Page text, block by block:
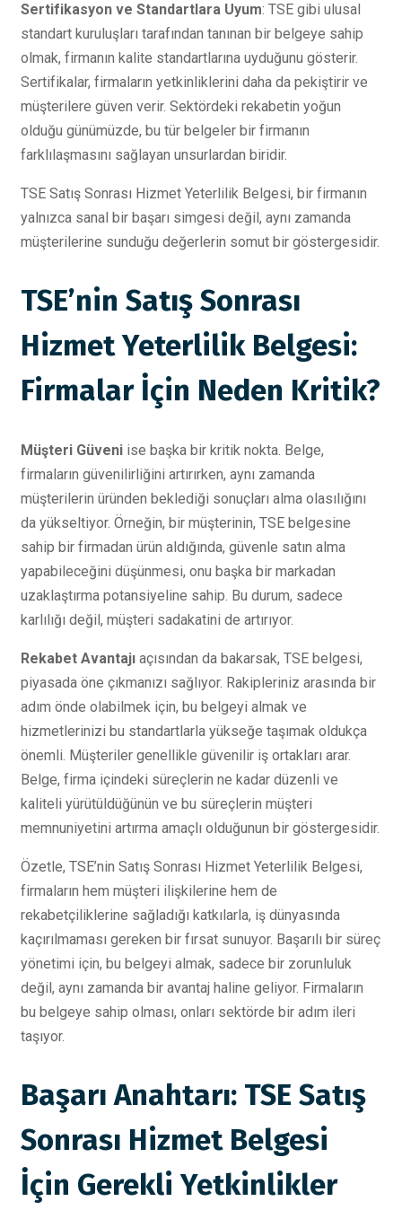
Sertifikasyon ve Standartlara Uyum: TSE gibi ulusal
standart kuruluşları tarafından tanınan bir belgeye sahip
olmak, firmanın kalite standartlarına uyduğunu gösterir.
Sertifikalar, firmaların yetkinliklerini daha da pekiştirir ve
müşterilere güven verir. Sektördeki rekabetin yoğun
olduğu günümüzde, bu tür belgeler bir firmanın
farklılaşmasını sağlayan unsurlardan biridir.
TSE Satış Sonrası Hizmet Yeterlilik Belgesi, bir firmanın
yalnızca sanal bir başarı simgesi değil, aynı zamanda
müşterilerine sunduğu değerlerin somut bir göstergesidir.
TSE’nin Satış Sonrası
Hizmet Yeterlilik Belgesi:
Firmalar İçin Neden Kritik?
Müşteri Güveni ise başka bir kritik nokta. Belge,
firmaların güvenilirliğini artırırken, aynı zamanda
müşterilerin üründen beklediği sonuçları alma olasılığını
da yükseltiyor. Örneğin, bir müşterinin, TSE belgesine
sahip bir firmadan ürün aldığında, güvenle satın alma
yapabileceğini düşünmesi, onu başka bir markadan
uzaklaştırma potansiyeline sahip. Bu durum, sadece
karlılığı değil, müşteri sadakatini de artırıyor.
Rekabet Avantajı açısından da bakarsak, TSE belgesi,
piyasada öne çıkmanızı sağlıyor. Rakipleriniz arasında bir
adım önde olabilmek için, bu belgeyi almak ve
hizmetlerinizi bu standartlarla yükseğe taşımak oldukça
önemli. Müşteriler genellikle güvenilir iş ortakları arar.
Belge, firma içindeki süreçlerin ne kadar düzenli ve
kaliteli yürütüldüğünün ve bu süreçlerin müşteri
memnuniyetini artırma amaçlı olduğunun bir göstergesidir.
Özetle, TSE’nin Satış Sonrası Hizmet Yeterlilik Belgesi,
firmaların hem müşteri ilişkilerine hem de
rekabetçiliklerine sağladığı katkılarla, iş dünyasında
kaçırılmaması gereken bir fırsat sunuyor. Başarılı bir süreç
yönetimi için, bu belgeyi almak, sadece bir zorunluluk
değil, aynı zamanda bir avantaj haline geliyor. Firmaların
bu belgeye sahip olması, onları sektörde bir adım ileri
taşıyor.
Başarı Anahtarı: TSE Satış
Sonrası Hizmet Belgesi
İçin Gerekli Yetkinlikler